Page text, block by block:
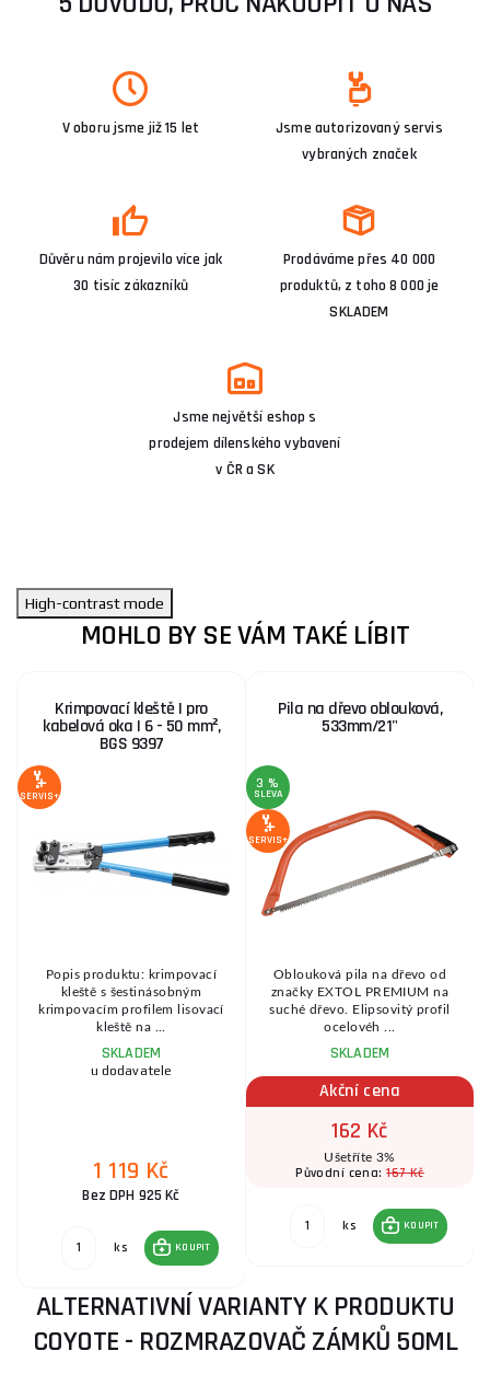
V oboru jsme již 15 let
Jsme autorizovaný servis
vybraných značek
Důvěru nám projevilo více jak
30 tisíc zákazníků
Prodáváme přes 40 000
produktů, z toho 8 000 je
SKLADEM
Jsme největší eshop s
prodejem dílenského vybavení
v ČR a SK
High-contrast mode
MOHLO BY SE VÁM TAKÉ LÍBIT
Krimpovací kleště | pro
kabelová oka | 6 - 50 mm²,
BGS 9397
SERVIS+
Popis produktu: krimpovací
kleště s šestinásobným
krimpovacím profilem lisovací
kleště na ...
SKLADEM
u dodavatele
1 119 Kč
Bez DPH 925 Kč
ks KOUPIT
Pila na dřevo oblouková,
533mm/21"
3 %
SLEVA
SERVIS+
Oblouková pila na dřevo od
značky EXTOL PREMIUM na
suché dřevo. Elipsovitý profil
ocelovéh ...
SKLADEM
Akční cena
162 Kč
Ušetříte 3%
Původní cena:167 Kč
ks KOUPIT
ALTERNATIVNÍ VARIANTY K PRODUKTU
COYOTE - ROZMRAZOVAČ ZÁMKŮ 50ML